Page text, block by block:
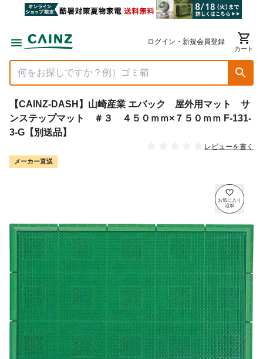
ログイン・新規会員登録
カート
【CAINZ-DASH】山崎産業 エバック 屋外用マット サ
ンステップマット ＃３ ４５０ｍｍ×７５０ｍｍ F-131-
3-G【別送品】
レビューを書く
メーカー直送